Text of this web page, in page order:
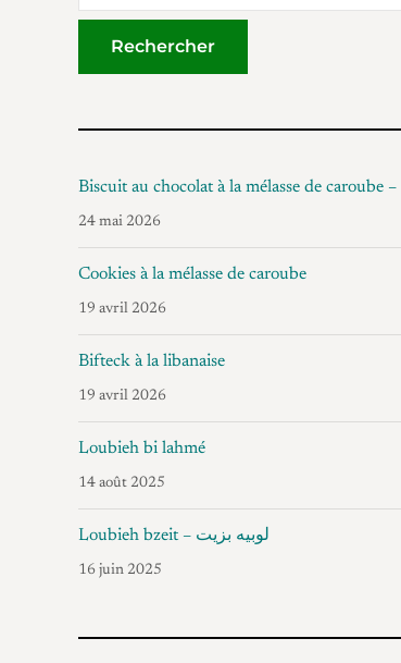
24 mai 2026
Cookies à la mélasse de caroube
19 avril 2026
Bifteck à la libanaise
19 avril 2026
Loubieh bi lahmé
14 août 2025
Loubieh bzeit – لوبيه بزيت
16 juin 2025